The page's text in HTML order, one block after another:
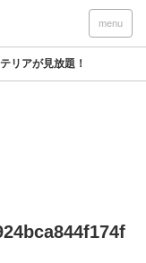
menu
リアが見放題！